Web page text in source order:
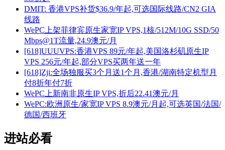
DMIT: 香港VPS补货$36.9/年起,可选国际线路/CN2 GIA
线路
WePC上架菲律宾原生家宽IP VPS,1核/512M/10G SSD/50
Mbps@1T流量,24.9澳元/月
[618]UUUVPS:香港VPS 89元/年起,美国洛杉矶原生IP
VPS 256元/年起,部分VPS买两年送一年
[618]Zji:全场独服买3个月送1个月,香港/湖南特定机型月
付8折年付7折
WePC上新南非原生IP VPS,折后22.41澳元/月
WePC:欧洲原生/家宽IP VPS 8.9澳元/月起,可选英国/法国/
德国/西班牙
进站必看